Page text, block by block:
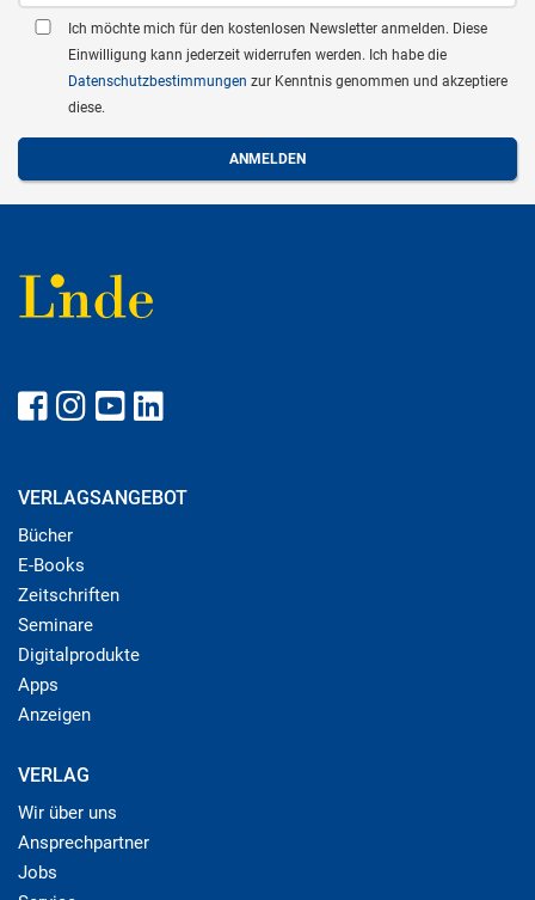
Ich möchte mich für den kostenlosen Newsletter anmelden. Diese
Einwilligung kann jederzeit widerrufen werden. Ich habe die
Datenschutzbestimmungen zur Kenntnis genommen und akzeptiere
diese.
VERLAGSANGEBOT
Bücher
E-Books
Zeitschriften
Seminare
Digitalprodukte
Apps
Anzeigen
VERLAG
Wir über uns
Ansprechpartner
Jobs